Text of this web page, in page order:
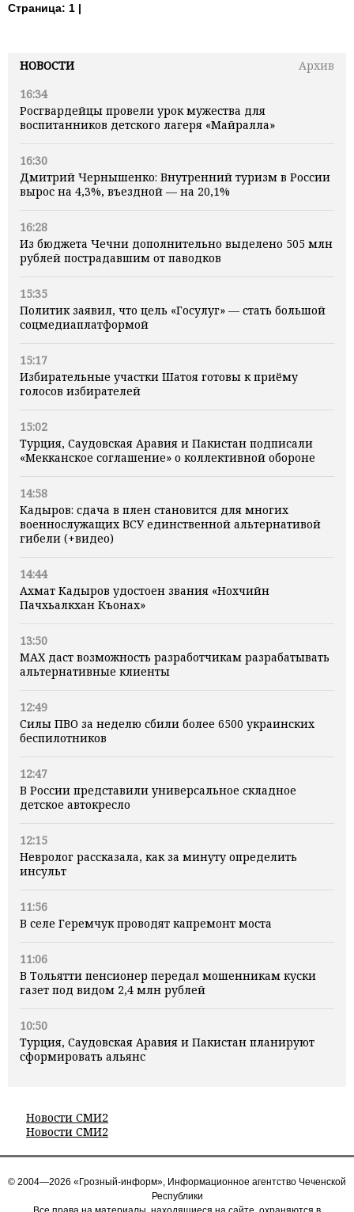
НОВОСТИ
Архив
16:34
Росгвардейцы провели урок мужества для
воспитанников детского лагеря «Майралла»
16:30
Дмитрий Чернышенко: Внутренний туризм в России
вырос на 4,3%, въездной — на 20,1%
16:28
Из бюджета Чечни дополнительно выделено 505 млн
рублей пострадавшим от паводков
15:35
Политик заявил, что цель «Госулуг» — стать большой
соцмедиаплатформой
15:17
Избирательные участки Шатоя готовы к приёму
голосов избирателей
15:02
Турция, Саудовская Аравия и Пакистан подписали
«Мекканское соглашение» о коллективной обороне
14:58
Кадыров: сдача в плен становится для многих
военнослужащих ВСУ единственной альтернативой
гибели (+видео)
14:44
Ахмат Кадыров удостоен звания «Нохчийн
Пачхьалкхан Къонах»
13:50
MAX даст возможность разработчикам разрабатывать
альтернативные клиенты
12:49
Силы ПВО за неделю сбили более 6500 украинских
беспилотников
12:47
В России представили универсальное складное
детское автокресло
12:15
Невролог рассказала, как за минуту определить
инсульт
11:56
В селе Геремчук проводят капремонт моста
11:06
В Тольятти пенсионер передал мошенникам куски
газет под видом 2,4 млн рублей
10:50
Турция, Саудовская Аравия и Пакистан планируют
сформировать альянс
Новости СМИ2
Новости СМИ2
Страница: 1 |
© 2004—2026 «Грозный-информ», Информационное агентство Чеченской
Республики